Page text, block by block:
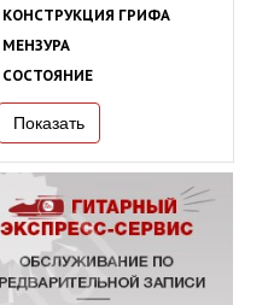
КОНСТРУКЦИЯ ГРИФА
МЕНЗУРА
СОСТОЯНИЕ